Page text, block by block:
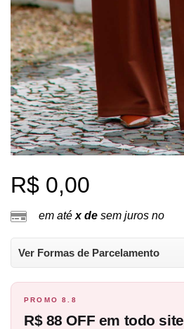
R$ 0,00
em até x de sem juros no
Ver Formas de Parcelamento
PROMO 8.8
R$ 88 OFF em todo site